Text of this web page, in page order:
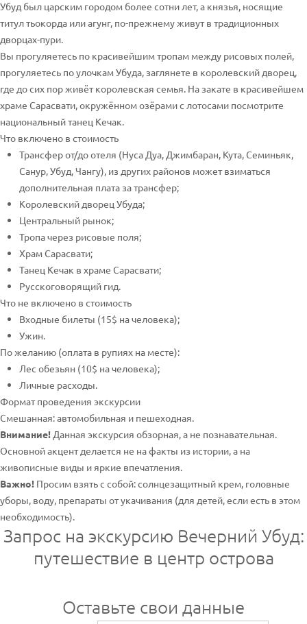
Убуд был царским городом более сотни лет, а князья, носящие
титул тьокорда или агунг, по-прежнему живут в традиционных
дворцах-пури.
Вы прогуляетесь по красивейшим тропам между рисовых полей,
прогуляетесь по улочкам Убуда, заглянете в королевский дворец,
где до сих пор живёт королевская семья. На закате в красивейшем
храме Сарасвати, окружённом озёрами с лотосами посмотрите
национальный танец Кечак.
Что включено в стоимость
Трансфер от/до отеля (Нуса Дуа, Джимбаран, Кута, Семиньяк,
Санур, Убуд, Чангу), из других районов может взиматься
дополнительная плата за трансфер;
Королевский дворец Убуда;
Центральный рынок;
Тропа через рисовые поля;
Храм Сарасвати;
Танец Кечак в храме Сарасвати;
Русскоговорящий гид.
Что не включено в стоимость
Входные билеты (15$ на человека);
Ужин.
По желанию (оплата в рупиях на месте):
Лес обезьян (10$ на человека);
Личные расходы.
Формат проведения экскурсии
Смешанная: автомобильная и пешеходная.
Внимание! Данная экскурсия обзорная, а не познавательная.
Основной акцент делается не на факты из истории, а на
живописные виды и яркие впечатления.
Важно! Просим взять с собой: солнцезащитный крем, головные
уборы, воду, препараты от укачивания (для детей, если есть в этом
необходимость).
Запрос на экскурсию Вечерний Убуд:
путешествие в центр острова
Оставьте свои данные